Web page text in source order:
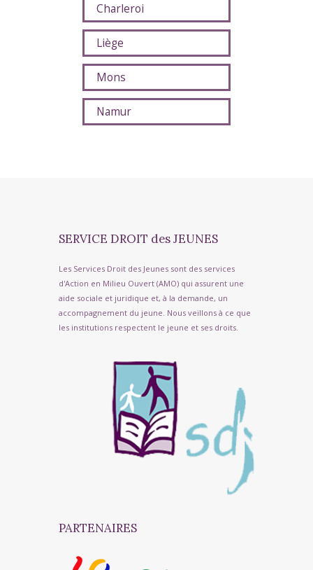
Charleroi
Liège
Mons
Namur
SERVICE DROIT des JEUNES
Les Services Droit des Jeunes sont des services
d'Action en Milieu Ouvert (AMO) qui assurent une
aide sociale et juridique et, à la demande, un
accompagnement du jeune. Nous veillons à ce que
les institutions respectent le jeune et ses droits.
PARTENAIRES